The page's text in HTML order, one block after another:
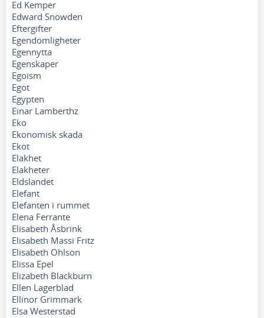
Ed Kemper
Edward Snowden
Eftergifter
Egendomligheter
Egennytta
Egenskaper
Egoism
Egot
Egypten
Einar Lamberthz
Eko
Ekonomisk skada
Ekot
Elakhet
Elakheter
Eldslandet
Elefant
Elefanten i rummet
Elena Ferrante
Elisabeth Åsbrink
Elisabeth Massi Fritz
Elisabeth Ohlson
Elissa Epel
Elizabeth Blackburn
Ellen Lagerblad
Ellinor Grimmark
Elsa Westerstad